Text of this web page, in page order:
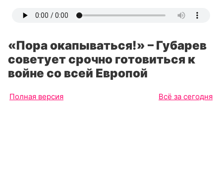
«Пора окапываться!» – Губарев
советует срочно готовиться к
войне со всей Европой
Полная версия Всё за сегодня